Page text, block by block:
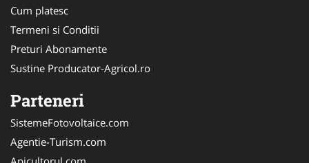
Cum platesc
Termeni si Conditii
Preturi Abonamente
Sustine Producator-Agricol.ro
Parteneri
SistemeFotovoltaice.com
Agentie-Turism.com